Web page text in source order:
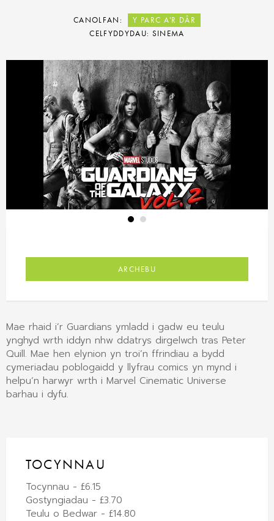
CANOLFAN:
Y PARC A'R DÂR
CELFYDDYDAU: SINEMA
ARCHEBU
Mae rhaid i’r Guardians ymladd i gadw eu teulu
ynghyd wrth iddyn nhw ddatrys dirgelwch tras Peter
Quill. Mae hen elynion yn troi’n ffrindiau a bydd
cymeriadau poblogaidd y llyfrau comics yn mynd i
helpu’n harwyr wrth i Marvel Cinematic Universe
barhau i dyfu.
TOCYNNAU
Tocynnau - £6.15
Gostyngiadau - £3.70
Teulu o Bedwar - £14.80